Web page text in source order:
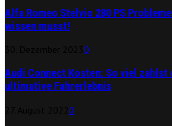
Alfa Romeo Stelvio 280 PS
wissen musst!
0
Audi Connect Kosten: So viel
ultimative Fahrerlebnis
0